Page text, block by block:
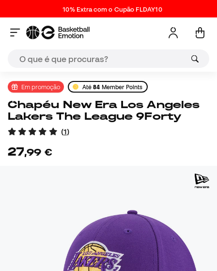
10% Extra com o Cupão FLDAY10
Em promoção Até84 Member Points
Chapéu New Era Los Angeles
Lakers The League 9Forty
(1)
27,99 €